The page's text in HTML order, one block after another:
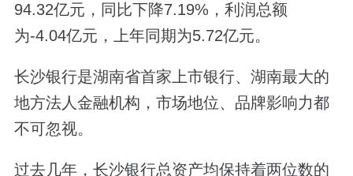
94.32亿元，同比下降7.19%，利润总额
为-4.04亿元，上年同期为5.72亿元。
长沙银行是湖南省首家上市银行、湖南最大的
地方法人金融机构，市场地位、品牌影响力都
不可忽视。
过去几年，长沙银行总资产均保持着两位数的